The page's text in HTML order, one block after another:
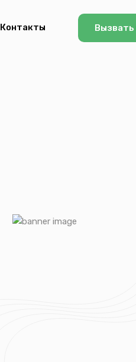
Контакты Вызвать